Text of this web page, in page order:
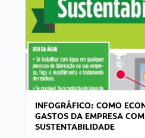
INFOGRÁFICO: COMO
GASTOS DA EMPRESA
SUSTENTABILIDADE